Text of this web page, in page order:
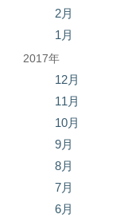
2月
1月
2017年
12月
11月
10月
9月
8月
7月
6月